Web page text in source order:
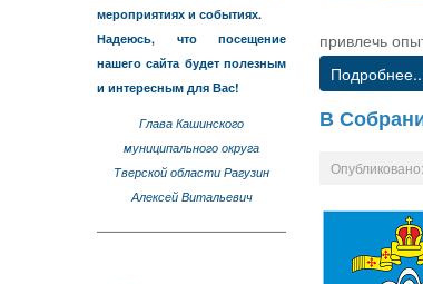
мероприятиях и событиях.
Надеюсь, что посещение
нашего сайта будет полезным
и интересным для Вас!
Глава Кашинского
муниципального округа
Тверской области Рагузин
Алексей Витальевич
привлечь
В